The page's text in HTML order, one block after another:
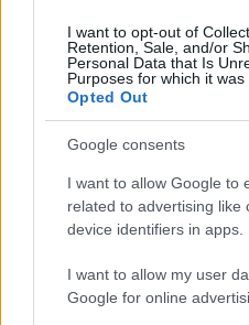
I want to opt-out of
Retention, Sale, and/or
Personal Data that Is
Purposes for which it was
Opted Out
Google consents
I want to allow Google to
related to advertising like
device identifiers in apps.
I want to allow my user
Google for online
Urządzenia
SMARTFONY
TABLETY
TV
Recenzje
Co kupić
Porady